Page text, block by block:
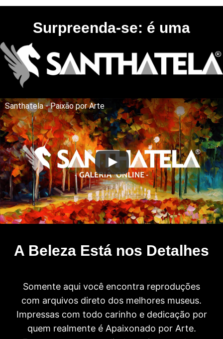
Surpreenda-se: é uma
Santhatela - Paixão por Arte
A Beleza Está nos Detalhes
Somente aqui você encontra reproduções
com arquivos direto dos melhores museus.
Impressas com todo carinho e dedicação por
quem realmente é Apaixonado por Arte.